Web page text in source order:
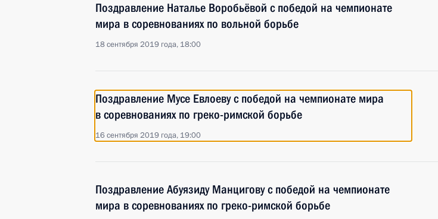
Поздравление Наталье Воробьёвой с победой на чемпионате
мира в соревнованиях по вольной борьбе
18 сентября 2019 года, 18:00
Поздравление Мусе Евлоеву с победой на чемпионате мира
в соревнованиях по греко-римской борьбе
16 сентября 2019 года, 19:00
Поздравление Абуязиду Манцигову с победой на чемпионате
мира в соревнованиях по греко-римской борьбе